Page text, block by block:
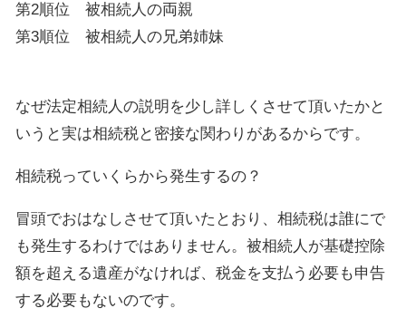
第2順位 被相続人の両親
第3順位 被相続人の兄弟姉妹
なぜ法定相続人の説明を少し詳しくさせて頂いたかと
いうと実は相続税と密接な関わりがあるからです。
相続税っていくらから発生するの？
冒頭でおはなしさせて頂いたとおり、相続税は誰にで
も発生するわけではありません。被相続人が基礎控除
額を超える遺産がなければ、税金を支払う必要も申告
する必要もないのです。